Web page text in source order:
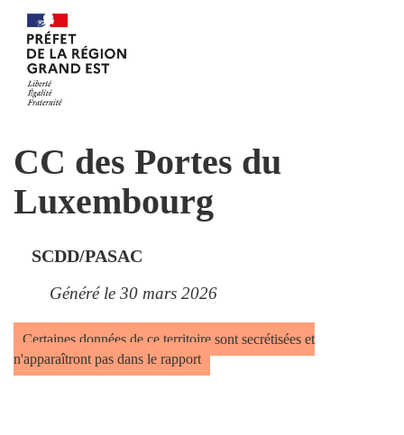
CC des Portes du
Luxembourg
SCDD/PASAC
Généré le 30 mars 2026
Certaines données de ce territoire sont secrétisées et
n'apparaîtront pas dans le rapport